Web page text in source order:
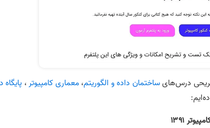
درس‌هایساختمان داده و الگوریتم،معماری کامپیوتر، پایگاه
۱۳۹۱